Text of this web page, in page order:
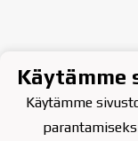
Käytämme
Käytämme